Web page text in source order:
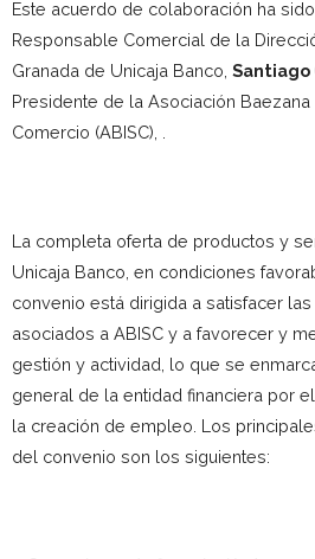
Este acuerdo de colaboración ha
Responsable Comercial de la
Granada de Unicaja Banco, Santiago
Presidente de la Asociación
Comercio (ABISC),
La completa oferta de productos y
Unicaja Banco, en condiciones
convenio está dirigida a satisfacer
asociados a ABISC y a favorecer y
gestión y actividad, lo que se
general de la entidad financiera por
la creación de empleo. Los
del convenio son los siguientes: